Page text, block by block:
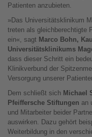
Patienten anzubieten.
»Das Universitätsklinikum
treten als gleichberechtigte
ein«, sagt Marco Bohn,
Universitätsklinikums
dass dieser Schritt ein
Klinikverbund der
Versorgung unserer
Dem schließt sich Michael
Pfeiffersche Stiftungen an
und Mitarbeiter beider
auswirken. Dazu gehört
Weiterbildung in den